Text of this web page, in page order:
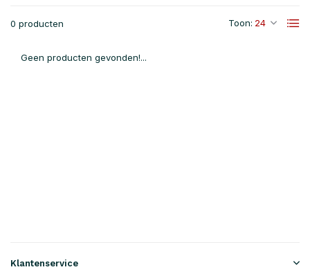
0 producten Toon:
Geen producten gevonden!...
Klantenservice